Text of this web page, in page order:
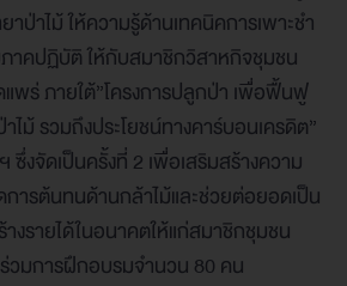
ป่าไม้ ให้ความรู้ด้านเทคนิคการเพาะชำ
าคปฏิบัติ ให้กับสมาชิกวิสาหกิจชุมชน
แพร่ ภายใต้”โครงการปลูกป่า เพื่อฟื้นฟู
ม้ รวมถึงประโยชน์ทางคาร์บอนเครดิต”
ซึ่งจัดเป็นครั้งที่ 2 เพื่อเสริมสร้างความ
การต้นทนด้านกล้าไม้และช่วยต่อยอดเป็น
งรายได้ในอนาคตให้แก่สมาชิกชุมชน
วมการฝึกอบรมจำนวน 80 คน